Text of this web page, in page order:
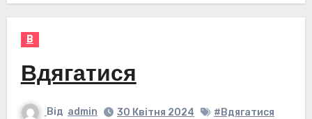
В
Вдягатися
Від admin 30 Квітня 2024 #Вдягатися